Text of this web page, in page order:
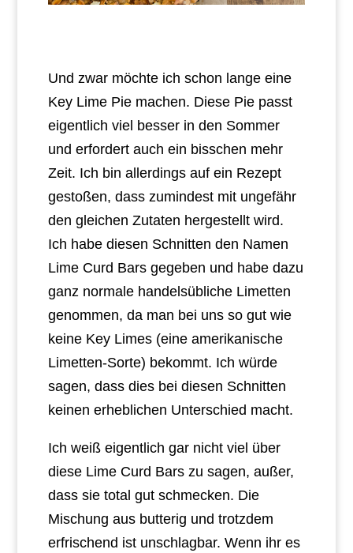
Und zwar möchte ich schon lange eine
Key Lime Pie machen. Diese Pie passt
eigentlich viel besser in den Sommer
und erfordert auch ein bisschen mehr
Zeit. Ich bin allerdings auf ein Rezept
gestoßen, dass zumindest mit ungefähr
den gleichen Zutaten hergestellt wird.
Ich habe diesen Schnitten den Namen
Lime Curd Bars gegeben und habe dazu
ganz normale handelsübliche Limetten
genommen, da man bei uns so gut wie
keine Key Limes (eine amerikanische
Limetten-Sorte) bekommt. Ich würde
sagen, dass dies bei diesen Schnitten
keinen erheblichen Unterschied macht.
Ich weiß eigentlich gar nicht viel über
diese Lime Curd Bars zu sagen, außer,
dass sie total gut schmecken. Die
Mischung aus butterig und trotzdem
erfrischend ist unschlagbar. Wenn ihr es